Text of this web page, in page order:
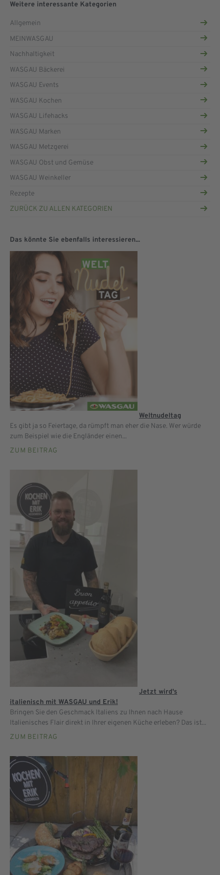
Weitere interessante Kategorien
Allgemein
MEINWASGAU
Nachhaltigkeit
WASGAU Bäckerei
WASGAU Events
WASGAU Kochen
WASGAU Lifehacks
WASGAU Marken
WASGAU Metzgerei
WASGAU Obst und Gemüse
WASGAU Weinkeller
Rezepte
ZURÜCK ZU ALLEN KATEGORIEN
Das könnte Sie ebenfalls interessieren...
Weltnudeltag
Es gibt ja so Feiertage, da rümpft man eher die Nase. Wer würde
zum Beispiel wie die Engländer einen...
ZUM BEITRAG
Jetzt wird's
italienisch mit WASGAU und Erik!
Bringen Sie den Geschmack Italiens zu Ihnen nach Hause
Italienisches Flair direkt in Ihrer eigenen Küche erleben? Das ist...
ZUM BEITRAG